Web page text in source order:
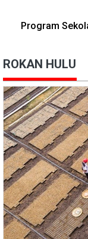
Program
ROKAN HULU